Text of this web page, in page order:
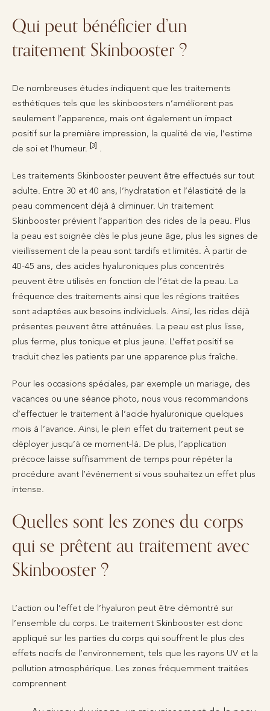
Qui peut bénéficier d’un
traitement Skinbooster ?
De nombreuses études indiquent que les traitements
esthétiques tels que les skinboosters n’améliorent pas
seulement l’apparence, mais ont également un impact
positif sur la première impression, la qualité de vie, l’estime
de soi et l’humeur. [3] .
Les traitements Skinbooster peuvent être effectués sur tout
adulte. Entre 30 et 40 ans, l’hydratation et l’élasticité de la
peau commencent déjà à diminuer. Un traitement
Skinbooster prévient l’apparition des rides de la peau. Plus
la peau est soignée dès le plus jeune âge, plus les signes de
vieillissement de la peau sont tardifs et limités. À partir de
40-45 ans, des acides hyaluroniques plus concentrés
peuvent être utilisés en fonction de l’état de la peau. La
fréquence des traitements ainsi que les régions traitées
sont adaptées aux besoins individuels. Ainsi, les rides déjà
présentes peuvent être atténuées. La peau est plus lisse,
plus ferme, plus tonique et plus jeune. L’effet positif se
traduit chez les patients par une apparence plus fraîche.
Pour les occasions spéciales, par exemple un mariage, des
vacances ou une séance photo, nous vous recommandons
d’effectuer le traitement à l’acide hyaluronique quelques
mois à l’avance. Ainsi, le plein effet du traitement peut se
déployer jusqu’à ce moment-là. De plus, l’application
précoce laisse suffisamment de temps pour répéter la
procédure avant l’événement si vous souhaitez un effet plus
intense.
Quelles sont les zones du corps
qui se prêtent au traitement avec
Skinbooster ?
L’action ou l’effet de l’hyaluron peut être démontré sur
l’ensemble du corps. Le traitement Skinbooster est donc
appliqué sur les parties du corps qui souffrent le plus des
effets nocifs de l’environnement, tels que les rayons UV et la
pollution atmosphérique. Les zones fréquemment traitées
comprennent